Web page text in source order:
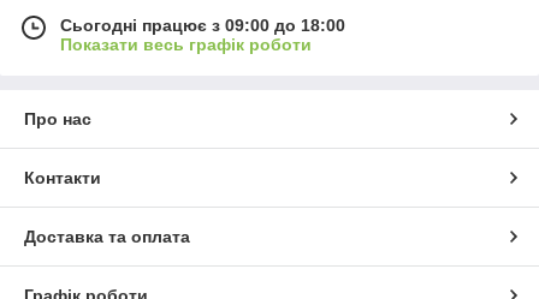
Сьогодні працює з 09:00 до 18:00
Показати весь графік роботи
Про нас
Контакти
Доставка та оплата